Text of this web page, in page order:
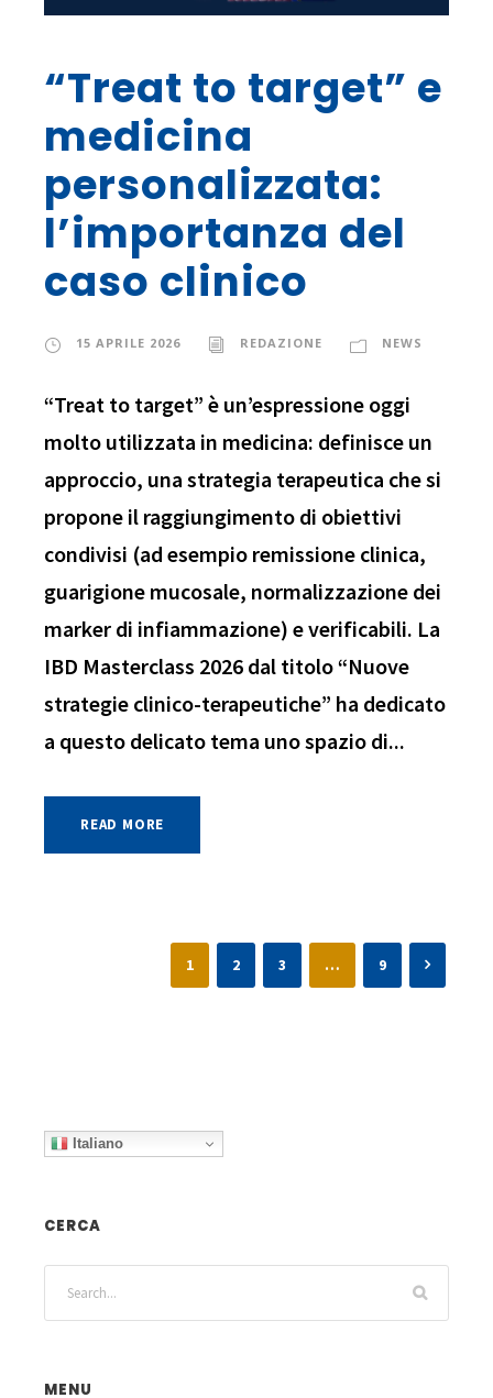
“Treat to target” e
medicina
personalizzata:
l’importanza del
caso clinico
15 APRILE 2026 REDAZIONE NEWS
“Treat to target” è un’espressione oggi
molto utilizzata in medicina: definisce un
approccio, una strategia terapeutica che si
propone il raggiungimento di obiettivi
condivisi (ad esempio remissione clinica,
guarigione mucosale, normalizzazione dei
marker di infiammazione) e verificabili. La
IBD Masterclass 2026 dal titolo “Nuove
strategie clinico-terapeutiche” ha dedicato
a questo delicato tema uno spazio di...
READ MORE
1 2 3 … 9
Italiano
CERCA
MENU